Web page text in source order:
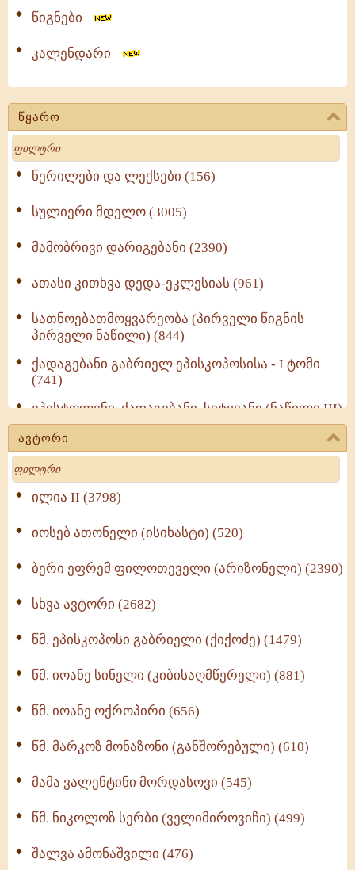
წიგნები
კალენდარი
წყარო
Search
წერილები და ლექსები (156)
სულიერი მდელო (3005)
მამობრივი დარიგებანი (2390)
ათასი კითხვა დედა-ეკლესიას (961)
სათნოებათმოყვარეობა (პირველი წიგნის
პირველი ნაწილი) (844)
ქადაგებანი გაბრიელ ეპისკოპოსისა - I ტომი
(741)
ეპისტოლენი, ქადაგებანი, სიტყვანი (ნაწილი III)
(723)
მოძღვრის ძალზე სასარგებლო რჩევები
მრევლისათვის (545)
Wisdomge (514)
ქადაგებანი გაბრიელ ეპისკოპოსისა - II ტომი
სულიერი ცხოვრების სახელმძღვანელო -
ნაწილი II (369)
ავტორი
Search
ილია II (3798)
იოსებ ათონელი (ისიხასტი) (520)
ბერი ეფრემ ფილოთეველი (არიზონელი) (2390)
სხვა ავტორი (2682)
წმ. ეპისკოპოსი გაბრიელი (ქიქოძე) (1479)
წმ. იოანე სინელი (კიბისაღმწერელი) (881)
წმ. იოანე ოქროპირი (656)
წმ. მარკოზ მონაზონი (განშორებული) (610)
მამა ვალენტინი მორდასოვი (545)
წმ. ნიკოლოზ სერბი (ველიმიროვიჩი) (499)
შალვა ამონაშვილი (476)